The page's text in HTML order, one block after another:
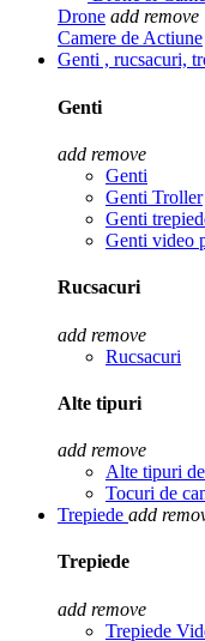
Drone add remove
Camere de Actiune
Genti , rucsacuri,
Genti
add remove
Genti
Genti Troller
Genti
Genti video
Rucsacuri
add remove
Rucsacuri
Alte tipuri
add remove
Alte tipuri
Tocuri de
Trepiede add
Trepiede
add remove
Trepiede